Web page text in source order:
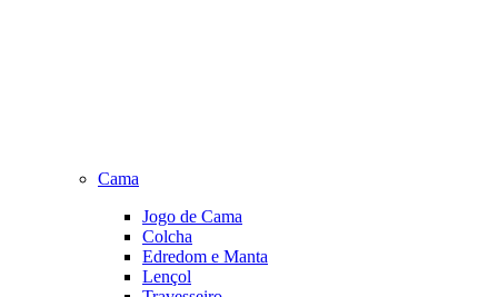
Cama
Jogo de Cama
Colcha
Edredom e Manta
Lençol